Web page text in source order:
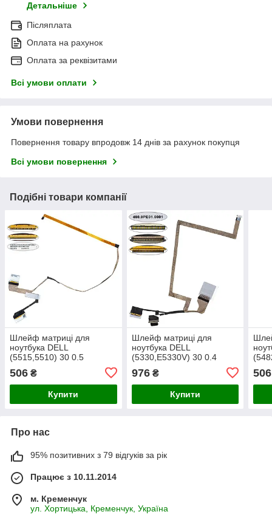
Детальніше
Післяплата
Оплата на рахунок
Оплата за реквізитами
Всі умови оплати
Умови повернення
Повернення товару впродовж 14 днів за рахунок покупця
Всі умови повернення
Подібні товари компанії
Шлейф матриці для
ноутбука DELL
(5515,5510) 30 0.5
506 ₴
Купити
Шлейф матриці для
ноутбука DELL
(5330,E5330V) 30 0.4
976₴
Купити
506
Про нас
95% позитивних з 79 відгуків за рік
Працює з 10.11.2014
м. Кременчук
ул. Хортицька, Кременчук, Україна